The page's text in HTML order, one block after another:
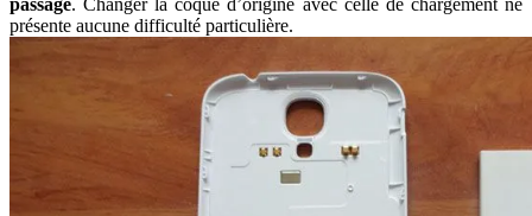
présente aucune difficulté particulière.